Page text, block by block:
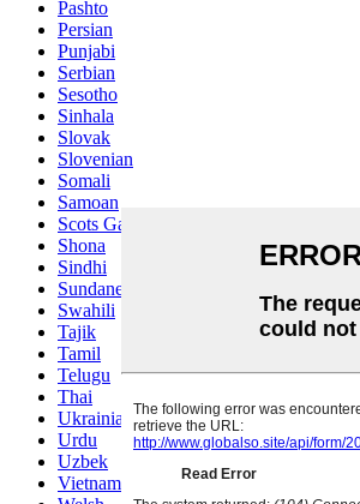
Pashto
Persian
Punjabi
Serbian
Sesotho
Sinhala
Slovak
Slovenian
Somali
Samoan
Scots Gaelic
Shona
Sindhi
Sundanese
Swahili
Tajik
Tamil
Telugu
Thai
Ukrainian
Urdu
Uzbek
Vietnamese